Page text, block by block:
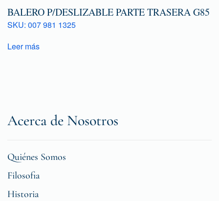
BALERO P/DESLIZABLE PARTE TRASERA G85
SKU: 007 981 1325
Leer más
Acerca de Nosotros
Quiénes Somos
Filosofia
Historia